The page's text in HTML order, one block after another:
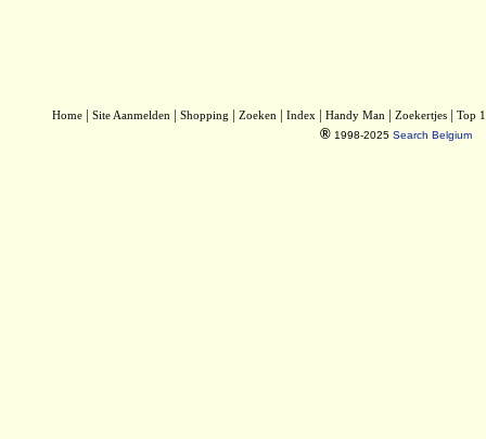
Home | Site Aanmelden | Shopping | Zoeken | Index | Handy Man | Zoekertjes | Top
® 1998-2025 Search Belgium